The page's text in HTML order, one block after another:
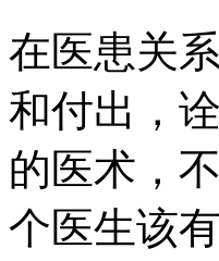
在医患关
和付出，
的医术，
个医生该